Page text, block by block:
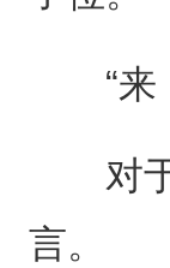
“来，
对于
言。